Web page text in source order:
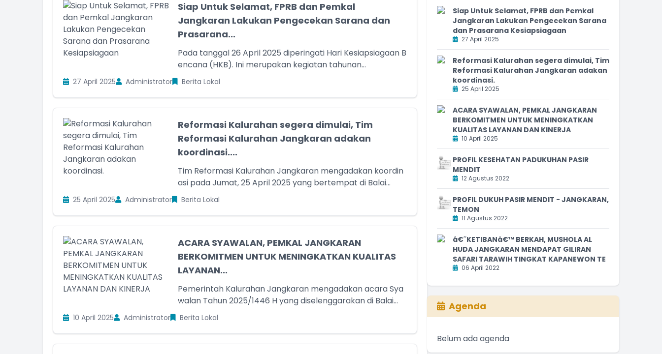
Siap Untuk Selamat, FPRB dan Pemkal
Jangkaran Lakukan Pengecekan Sarana dan
Prasarana...
Pada tanggal 26 April 2025 diperingati Hari Kesiapsiagaan B
encana (HKB). Ini merupakan kegiatan tahunan...
27 April 2025 Administrator Berita Lokal
Reformasi Kalurahan segera dimulai, Tim
Reformasi Kalurahan Jangkaran adakan
koordinasi....
Tim Reformasi Kalurahan Jangkaran mengadakan koordin
asi pada Jumat, 25 April 2025 yang bertempat di Balai...
25 April 2025 Administrator Berita Lokal
ACARA SYAWALAN, PEMKAL JANGKARAN
BERKOMITMEN UNTUK MENINGKATKAN KUALITAS
LAYANAN...
Pemerintah Kalurahan Jangkaran mengadakan acara Sya
walan Tahun 2025/1446 H yang diselenggarakan di Balai...
10 April 2025 Administrator Berita Lokal
Siap Untuk Selamat, FPRB dan Pemkal
Jangkaran Lakukan Pengecekan Sarana
dan Prasarana Kesiapsiagaan
27 April 2025
Reformasi Kalurahan segera dimulai, Tim
Reformasi Kalurahan Jangkaran adakan
koordinasi.
25 April 2025
ACARA SYAWALAN, PEMKAL JANGKARAN
BERKOMITMEN UNTUK MENINGKATKAN
KUALITAS LAYANAN DAN KINERJA
10 April 2025
PROFIL KESEHATAN PADUKUHAN PASIR
MENDIT
12 Agustus 2022
PROFIL DUKUH PASIR MENDIT - JANGKARAN,
TEMON
11 Agustus 2022
â€˜KETIBANâ€™ BERKAH, MUSHOLA AL
HUDA JANGKARAN MENDAPAT GILIRAN
SAFARI TARAWIH TINGKAT KAPANEWON TE
06 April 2022
Agenda
Belum ada agenda